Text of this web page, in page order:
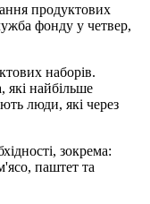
продуктових
фонду у четвер,
наборів.
які найбільше
люди, які через
зокрема:
паштет та